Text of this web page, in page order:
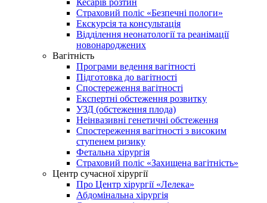
Кесарів розтин
Страховий поліс «Безпечні пологи»
Екскурсія та консультація
Відділення неонатології та реанімації
новонароджених
Вагітність
Програми ведення вагітності
Підготовка до вагітності
Спостереження вагітності
Експертні обстеження розвитку
УЗД (обстеження плода)
Неінвазивні генетичні обстеження
Спостереження вагітності з високим
ступенем ризику
Фетальна хірургія
Страховий поліс «Захищена вагітність»
Центр сучасної хірургії
Про Центр хірургії «Лелека»
Абдомінальна хірургія